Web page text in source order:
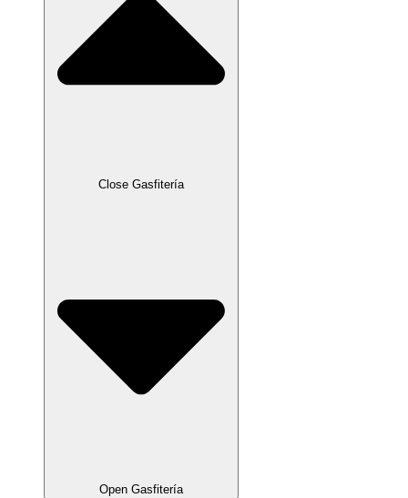
Close Gasfitería
Open Gasfitería